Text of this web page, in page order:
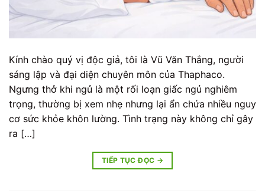
Kính chào quý vị độc giả, tôi là Vũ Văn Thắng, người
sáng lập và đại diện chuyên môn của Thaphaco.
Ngưng thở khi ngủ là một rối loạn giấc ngủ nghiêm
trọng, thường bị xem nhẹ nhưng lại ẩn chứa nhiều nguy
cơ sức khỏe khôn lường. Tình trạng này không chỉ gây
ra […]
TIẾP TỤC ĐỌC →